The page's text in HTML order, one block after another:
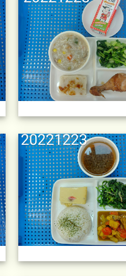
午餐擺盤 (上課日更新-111學年度)